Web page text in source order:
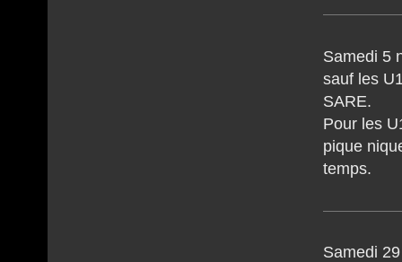
Samedi 5
sauf les
SARE.
Pour les
pique
temps.
Samedi